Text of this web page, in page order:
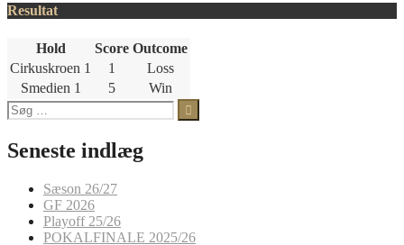
Resultat
Hold Score Outcome
Cirkuskroen 1
1
Loss
Smedien 1
5
Win
Søg
efter:
Seneste indlæg
Sæson 26/27
GF 2026
Playoff 25/26
POKALFINALE 2025/26